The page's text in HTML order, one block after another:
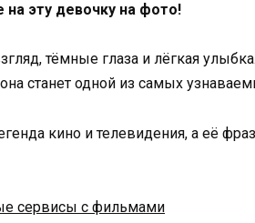
на эту девочку на фото!
тёмные глаза и лёгкая
станет одной из самых
кино и телевидения, а её
сервисы с фильмами